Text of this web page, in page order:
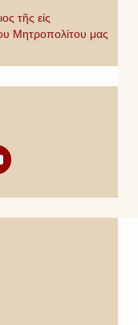
τῆς εἰς
Μητροπολίτου μας